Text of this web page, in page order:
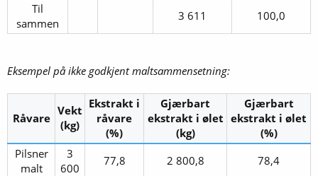
Til
sammen​
3 611​ 100,0​
Eksempel på ikke godkjent maltsammensetning:
Råvare
Vekt
(kg)
Ekstrakt i
råvare
(%)
Gjærbart
ekstrakt i ølet
(kg)
Gjærbart
ekstrakt i ølet
(%)
Pilsner
malt​
3
600​
77,8​ 2 800,8​
78,4​